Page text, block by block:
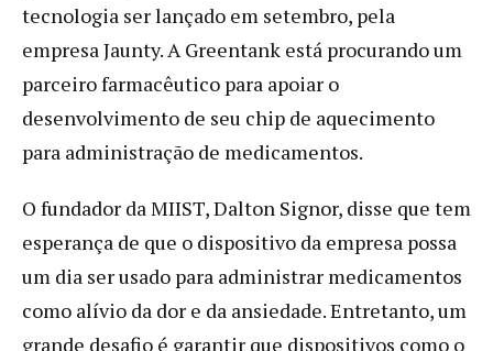
tecnologia ser lançado em setembro, pela
empresa Jaunty. A Greentank está procurando um
parceiro farmacêutico para apoiar o
desenvolvimento de seu chip de aquecimento
para administração de medicamentos.
O fundador da MIIST, Dalton Signor, disse que tem
esperança de que o dispositivo da empresa possa
um dia ser usado para administrar medicamentos
como alívio da dor e da ansiedade. Entretanto, um
grande desafio é garantir que dispositivos como o